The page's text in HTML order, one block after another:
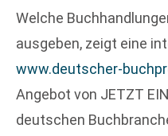
Welche
ausgeben, zeigt eine
www.deutscher-
Angebot von JETZT
deutschen